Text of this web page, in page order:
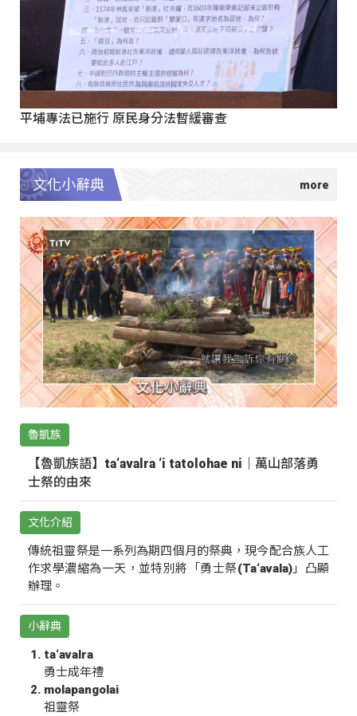
平埔專法已施行 原民身分法暫緩審查
文化小辭典
魯凱族
【魯凱族語】ta‘avalra ‘i tatolohae ni｜萬山部落勇
士祭的由來
文化介紹
傳統祖靈祭是一系列為期四個月的祭典，現今配合族人工
作求學濃縮為一天，並特別將「勇士祭(Ta‘avala)」凸顯
辦理。
小辭典
ta‘avalra
勇士成年禮
molapangolai
祖靈祭